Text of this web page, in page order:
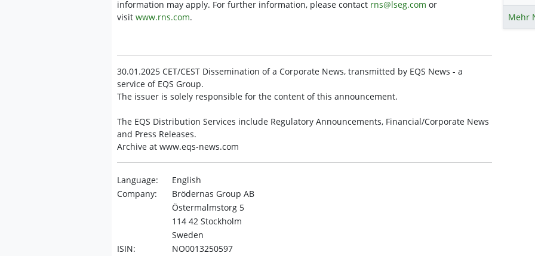
information may apply. For further information, please contact rns@lseg.com or
visit www.rns.com.
30.01.2025 CET/CEST Dissemination of a Corporate News, transmitted by EQS News - a
service of EQS Group.
The issuer is solely responsible for the content of this announcement.
The EQS Distribution Services include Regulatory Announcements, Financial/Corporate News
and Press Releases.
Archive at www.eqs-news.com
Language:
English
Company:
Brödernas Group AB
Östermalmstorg 5
114 42 Stockholm
Sweden
ISIN:
NO0013250597
Mehr